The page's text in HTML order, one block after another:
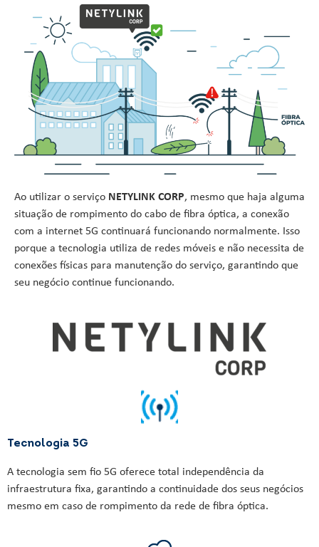
Ao utilizar o serviço NETYLINK CORP, mesmo que haja alguma
situação de rompimento do cabo de fibra óptica, a conexão
com a internet 5G continuará funcionando normalmente. Isso
porque a tecnologia utiliza de redes móveis e não necessita de
conexões físicas para manutenção do serviço, garantindo que
seu negócio continue funcionando.
Tecnologia 5G
A tecnologia sem fio 5G oferece total independência da
infraestrutura fixa, garantindo a continuidade dos seus negócios
mesmo em caso de rompimento da rede de fibra óptica.